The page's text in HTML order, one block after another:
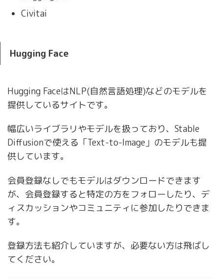
Civitai
Hugging Face
Hugging FaceはNLP(自然言語処理)などのモデルを
提供しているサイトです。
幅広いライブラリやモデルを扱っており、Stable
Diffusionで使える「Text-to-Image」のモデルも提
供しています。
会員登録なしでもモデルはダウンロードできます
が、会員登録すると特定の方をフォローしたり、デ
ィスカッションやコミュニティに参加したりできま
す。
登録方法も紹介していますが、必要ない方は飛ばし
てください。